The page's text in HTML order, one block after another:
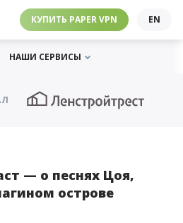
КУПИТЬ PAPER VPN EN
МЫ В ИНСТАГРАМЕ
НАШИ СЕРВИСЫ
⛔️ ГАЙД ПРО ЧЕБУРНЕТ
МЫ В ТЕЛЕГРАМЕ
— о песнях Цоя,
острове